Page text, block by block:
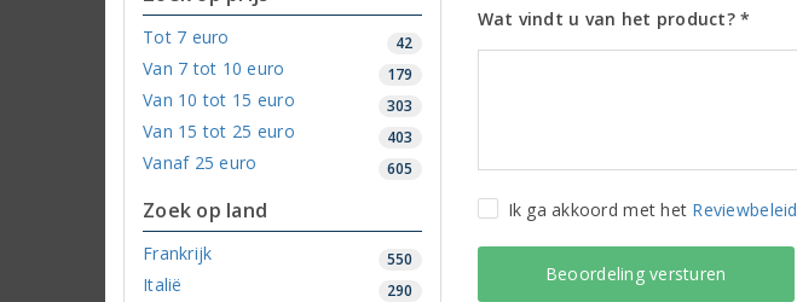
Tot 7 euro 42
Van 7 tot 10 euro 179
Van 10 tot 15 euro 303
Van 15 tot 25 euro 403
Vanaf 25 euro 605
Zoek op land
Frankrijk 550
Italië 290
Wat vindt u van het product? *
Ik ga akkoord met het Reviewbeleid